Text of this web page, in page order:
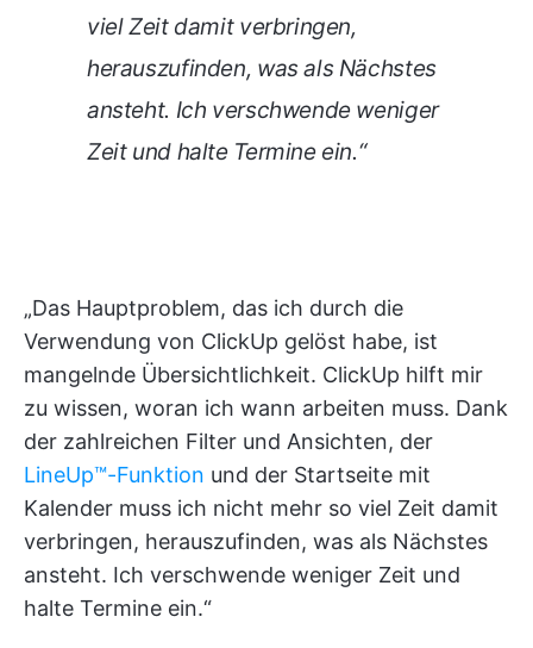
viel Zeit damit verbringen,
herauszufinden, was als Nächstes
ansteht. Ich verschwende weniger
Zeit und halte Termine ein.“
„Das Hauptproblem, das ich durch die
Verwendung von ClickUp gelöst habe, ist
mangelnde Übersichtlichkeit. ClickUp hilft mir
zu wissen, woran ich wann arbeiten muss. Dank
der zahlreichen Filter und Ansichten, der
LineUp™️-Funktion und der Startseite mit
Kalender muss ich nicht mehr so viel Zeit damit
verbringen, herauszufinden, was als Nächstes
ansteht. Ich verschwende weniger Zeit und
halte Termine ein.“